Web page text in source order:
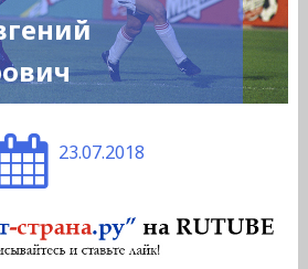
23.07.2018